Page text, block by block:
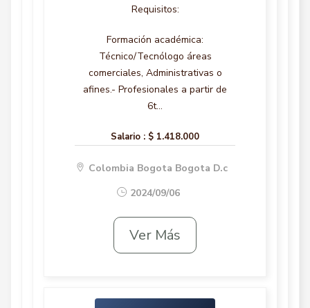
Requisitos:
Formación académica:
Técnico/Tecnólogo áreas
comerciales, Administrativas o
afines.- Profesionales a partir de
6t...
Salario : $ 1.418.000
Colombia Bogota Bogota D.c
2024/09/06
Ver Más